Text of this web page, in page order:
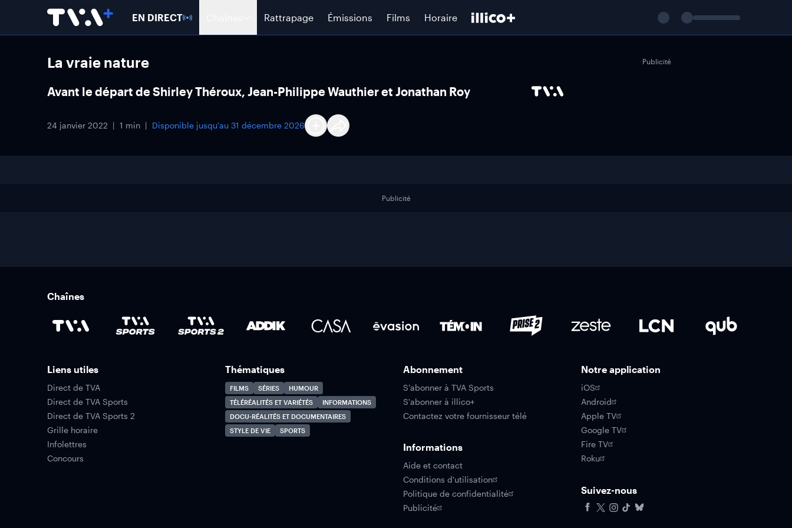
EN DIRECT Rattrapage Émissions Films Horaire
La vraie nature
Avant le départ de Shirley Théroux, Jean-Philippe Wauthier et Jonathan Roy
24 janvier 2022 1 min Disponible jusqu'au 31 décembre 2026
Publicité
Publicité
Chaînes
Liens utiles
Direct de TVA
Direct de TVA Sports
Direct de TVA Sports 2
Grille horaire
Infolettres
Concours
Thématiques
FILMS SÉRIES
HUMOUR
TÉLÉRÉALITÉS ET VARIÉTÉS
INFORMATIONS
DOCU-RÉALITÉS ET DOCUMENTAIRES
STYLE DE VIE
SPORTS
Abonnement
S'abonner à TVA Sports
S'abonner à illico+
Contactez votre fournisseur télé
Informations
Aide et contact
Conditions d'utilisation
Politique de confidentialité
Publicité
Notre application
iOS
Android
Apple TV
Google TV
Fire TV
Roku
Suivez-nous